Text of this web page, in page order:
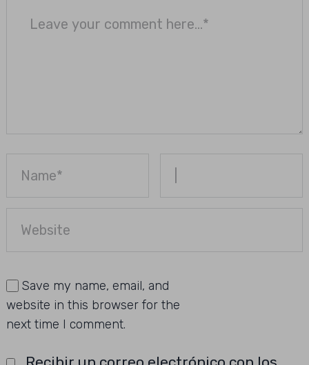
Save my name, email, and
website in this browser for the
next time I comment.